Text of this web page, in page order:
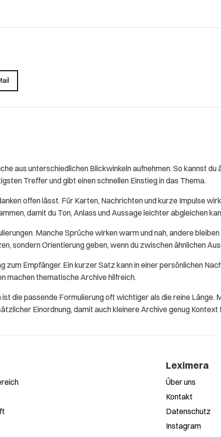
aus unterschiedlichen Blickwinkeln aufnehmen. So kannst du
Treffer und gibt einen schnellen Einstieg in das Thema.
offen lässt. Für Karten, Nachrichten und kurze Impulse
damit du Ton, Anlass und Aussage leichter abgleichen
Manche Sprüche wirken warm und nah, andere
sondern Orientierung geben, wenn du zwischen ähnlichen
Empfänger. Ein kurzer Satz kann in einer persönlichen
machen thematische Archive hilfreich.
die passende Formulierung oft wichtiger als die reine Länge.
Einordnung, damit auch kleinere Archive genug Kontext
Leximera
Über uns
Kontakt
Datenschutz
Instagram